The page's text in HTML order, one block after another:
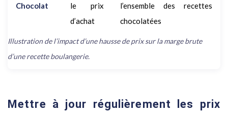
Illustration de l’impact d’une hausse de prix sur la marge brute
d’une recette boulangerie.
Chocolat
le prix
d’achat
l’ensemble des recettes
chocolatées
Mettre à jour régulièrement les prix